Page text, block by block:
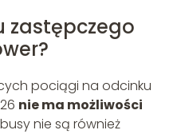
zastępczego
pociągi na odcinku
nie ma możliwości
nie są również